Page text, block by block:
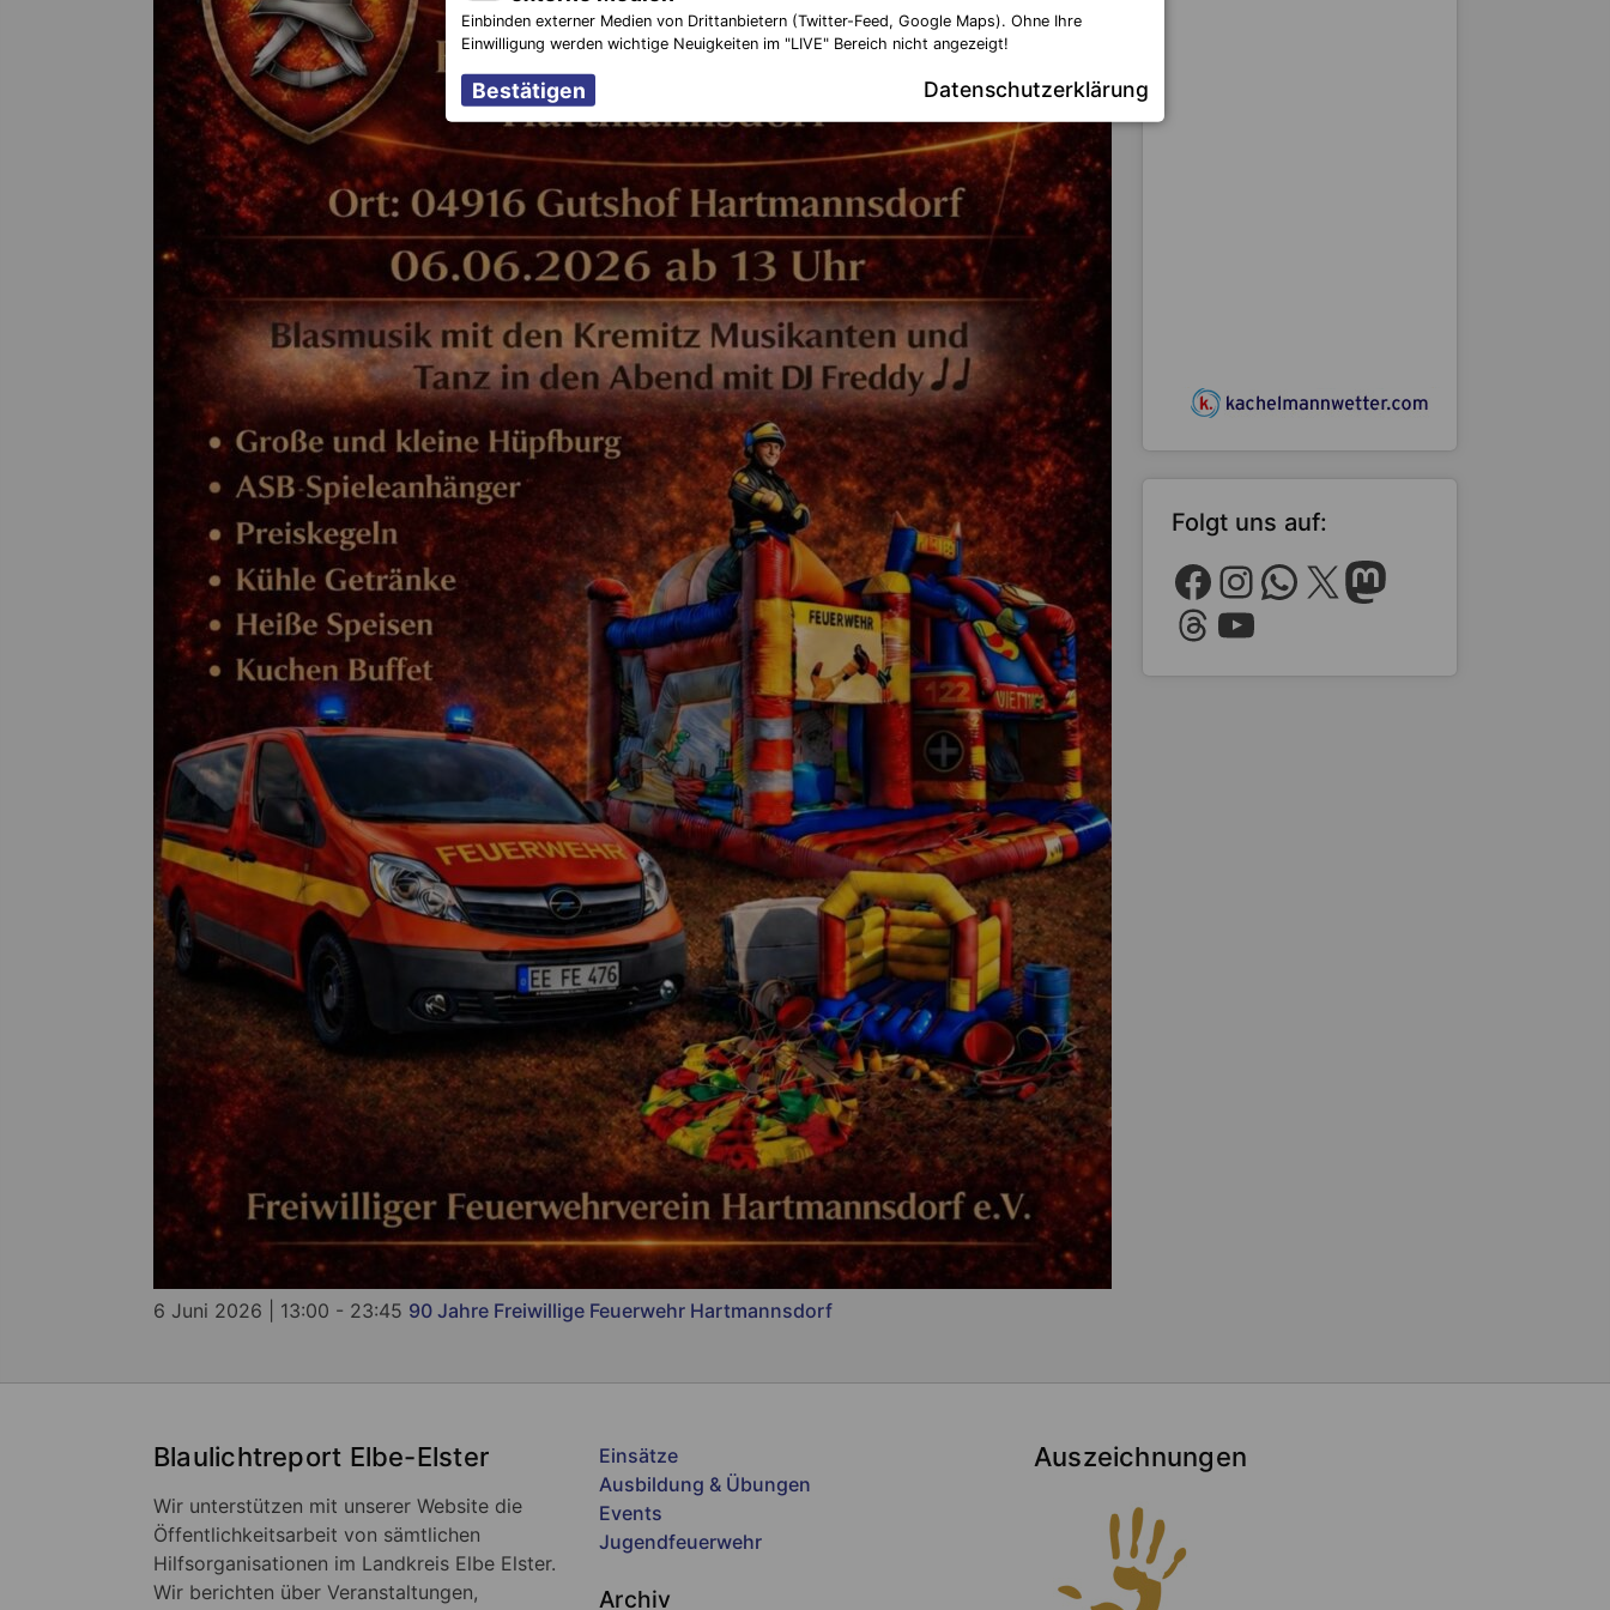
6 Juni 2026 | 13:00 - 23:45 90 Jahre Freiwillige Feuerwehr Hartmannsdorf
Folgt uns auf:
Facebook
Instagram
WhatsApp
X Mastodon
Threads
YouTube
Blaulichtreport Elbe-Elster
Wir unterstützen mit unserer Website die
Öffentlichkeitsarbeit von sämtlichen
Hilfsorganisationen im Landkreis Elbe Elster.
Wir berichten über Veranstaltungen,
Einsätze
Ausbildung & Übungen
Events
Jugendfeuerwehr
Archiv
Auszeichnungen
Einbinden externer Medien von Drittanbietern (Twitter-Feed, Google Maps). Ohne Ihre
Einwilligung werden wichtige Neuigkeiten im "LIVE" Bereich nicht angezeigt!
Datenschutzerklärung